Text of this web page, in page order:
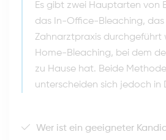
Es gibt zwei Hauptarten von
das In-Office-Bleaching, das
Zahnarztpraxis durchgeführt
Home-Bleaching, bei dem
zu Hause hat. Beide
unterscheiden sich jedoch in
Wer ist ein geeigneter Kandidat